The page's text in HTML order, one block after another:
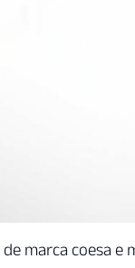
marca coesa e